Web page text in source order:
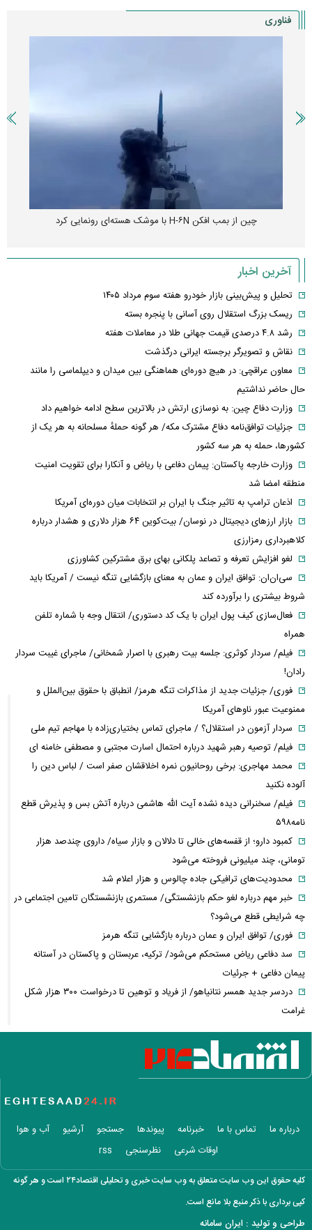
فناوری
چین از بمب افکن H-۶N با موشک هسته‌ای رونمایی کرد
آخرین اخبار
تحلیل و پیش‌بینی بازار خودرو هفته سوم مرداد ۱۴۰۵
ریسک بزرگ استقلال روی آسانی با پنجره بسته
رشد ۴.۸ درصدی قیمت جهانی طلا در معاملات هفته
نقاش و تصویرگر برجسته ایرانی درگذشت
معاون عراقچی: در هیچ دوره‌ای هماهنگی بین میدان و دیپلماسی را مانند
حال حاضر نداشتیم
وزارت دفاع چین: به نوسازی ارتش در بالاترین سطح ادامه خواهیم داد
جزئیات توافق‌نامه دفاع مشترک مکه/ هر گونه حملهٔ مسلحانه به هر یک از
کشورها، حمله به هر سه کشور
وزارت خارجه پاکستان: پیمان دفاعی با ریاض و آنکارا برای تقویت امنیت
منطقه امضا شد
اذعان ترامپ به تاثیر جنگ با ایران بر انتخابات میان دوره‌ای آمریکا
بازار ارزهای دیجیتال در نوسان/ بیت‌کوین ۶۴ هزار دلاری و هشدار درباره
کلاهبرداری رمزارزی
لغو افزایش تعرفه و تصاعد پلکانی بهای برق مشترکین کشاورزی
سی‌ان‌ان: توافق ایران و عمان به معنای بازگشایی تنگه نیست / آمریکا باید
شروط بیشتری را برآورده کند
فعال‌سازی کیف پول ایران با یک کد دستوری/ انتقال وجه با شماره تلفن
همراه
فیلم/ سردار کوثری: جلسه بیت رهبری با اصرار شمخانی/ ماجرای غیبت سردار
رادان!
فوری/ جزئیات جدید از مذاکرات تنگه هرمز/ انطباق با حقوق بین‌الملل و
ممنوعیت عبور ناوهای آمریکا
سردار آزمون در استقلال؟ / ماجرای تماس بختیاری‌زاده با مهاجم تیم ملی
فیلم/ توصیه رهبر شهید درباره احتمال اسارت مجتبی و مصطفی خامنه ای
محمد مهاجری: برخی روحانیون نمره اخلاقشان صفر است / لباس دین را
آلوده نکنید
فیلم/ سخنرانی دیده نشده آیت الله هاشمی درباره آتش بس و پذیرش قطع
نامه۵۹۸
کمبود دارو؛ از قفسه‌های خالی تا دلالان و بازار سیاه/ داروی چندصد هزار
تومانی، چند میلیونی فروخته می‌شود
محدودیت‌های ترافیکی جاده چالوس و هزار اعلام شد
خبر مهم درباره لغو حکم بازنشستگی/ مستمری بازنشستگان تامین اجتماعی در
چه شرایطی قطع می‌شود؟
فوری/ توافق ایران و عمان درباره بازگشایی تنگه هرمز
سد دفاعی ریاض مستحکم می‌شود/ ترکیه، عربستان و پاکستان در آستانه
پیمان دفاعی + جرئیات
دردسر جدید همسر نتانیاهو/ از فریاد و توهین تا درخواست ۳۰۰ هزار شکل
غرامت
ترامپ:ذخایر تقریبا نامحدود داریم، اما برخی مهمات کم شده! / ونس یا روبیو
کدام گزینه محبوب ترامپ است؟
حزب قوات اللبنانیه؛ از همکاری با اسرائیل تا مخالفت با ایران / پرونده پیچیده
روایتی از ساختار تجارت غذایی / ایران با وجود خطر جنگ، چگونه امنیت
غذایی خود را تأمین می‌کند؟
عجیب‌ترین داده‌های تورمی تاریخ ایران برای دهک دوم ثبت شد/ افزایش
افزایش اندک در قیمت اونس جهانی/ پیشروی طلا چقدر شد؟
دلار روی کانال ۱۸۷ هزار تومانی ثابت باقی ماند
افزایش اعتبار کالابرگ جدی شد/ نشست مشترک وزارت اقتصاد و رفاه
درباره ما تماس با ما خبرنامه پیوندها جستجو آرشیو
آب و هوا
اوقات شرعی
نظرسنجی rss
کلیه حقوق این وب سایت متعلق به وب سایت خبری و تحلیلی اقتصاد۲۴ است و هر گونه
کپی برداری با ذکر منبع بلا مانع است.
طراحی و تولید : ایران سامانه